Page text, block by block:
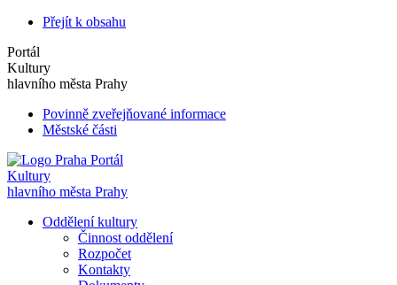
Přejít k obsahu
Portál
Kultury
hlavního města Prahy
Povinně zveřejňované informace
Městské části
Portál
Kultury
hlavního města Prahy
Oddělení kultury
Činnost oddělení
Rozpočet
Kontakty